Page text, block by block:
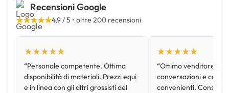
Recensioni Google
★★★★★4,9 / 5 • oltre 200 recensioni
★★★★★
“Personale competente. Ottima
disponibilità di materiali. Prezzi equi
e in linea con gli altri grossisti del
★★★★★
“Ottimo venditore,
conversazioni e con
convenienti.